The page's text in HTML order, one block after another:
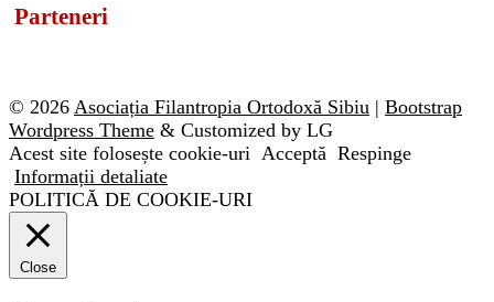
Parteneri
© 2026 Asociația Filantropia Ortodoxă Sibiu | Bootstrap
Wordpress Theme & Customized by LG
Acest site folosește cookie-uri Acceptă Respinge
Informații detaliate
POLITICĂ DE COOKIE-URI
Close